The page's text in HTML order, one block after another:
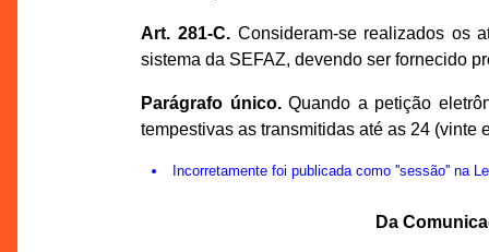
Art. 281-C.Consideram-se realizados os
sistema da SEFAZ, devendo ser fornecido
Parágrafo único.Quando a petição
tempestivas as transmitidas até as 24 (vinte
Incorretamente foi publicada como ''sessão'' na
Da